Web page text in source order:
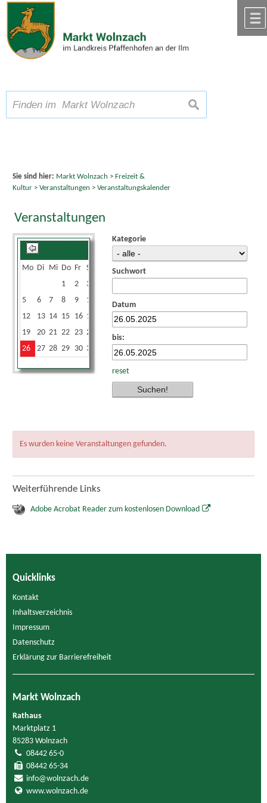
Zum Inhalt,zur Navigation
Schriftgröße A A A suchen
Sie sind hier: Markt Wolnzach > Freizeit &
Kultur> Veranstaltungen > Veranstaltungskalender
Veranstaltungen
Mo Di Mi Do Fr Sa
1
2 3
5
6 7 8 9 10
12
13 14 15 16 17
19
20 21 22 23 24
26
27 28 29 30 31
Kategorie
Suchwort
Datum
bis:
reset
Es wurden keine Veranstaltungen gefunden.
Weiterführende Links
Adobe Acrobat Reader zum kostenlosen Download
Quicklinks
Kontakt
Inhaltsverzeichnis
Impressum
Datenschutz
Erklärung zur Barrierefreiheit
Markt Wolnzach
Rathaus
Marktplatz 1
85283 Wolnzach
08442 65-0
08442 65-34
info@wolnzach.de
www.wolnzach.de